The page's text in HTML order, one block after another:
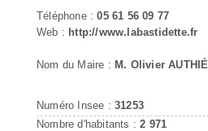
Téléphone :05 61 56 09 77
Web : http://www.labastidette.fr
Nom du Maire : M. Olivier AUTHIÉ
Numéro Insee : 31253
Nombre d'habitants :2 971